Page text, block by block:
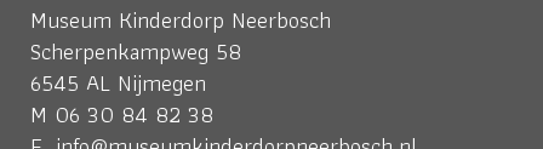
Museum Kinderdorp Neerbosch
Scherpenkampweg 58
6545 AL Nijmegen
M 06 30 84 82 38